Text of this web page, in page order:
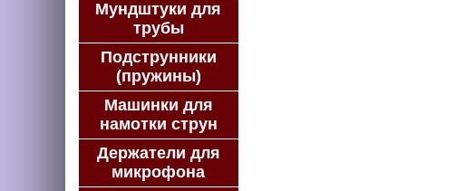
Мундштуки для
трубы
Подструнники
(пружины)
Машинки для
намотки струн
Держатели для
микрофона